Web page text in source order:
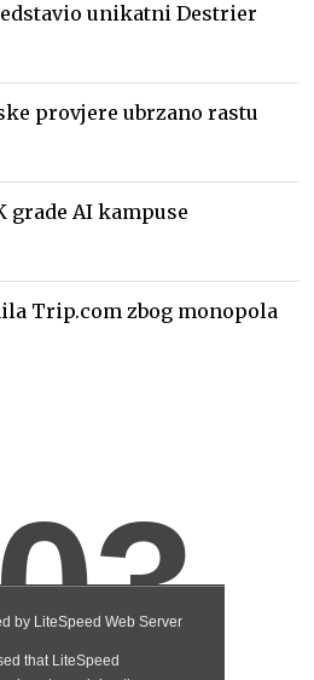
unikatni Destrier
provjere ubrzano rastu
grade AI kampuse
Trip.com zbog monopola